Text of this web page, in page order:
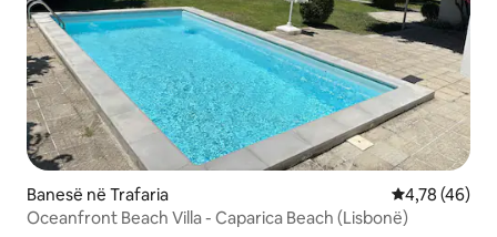
Banesë në Trafaria Vlerësimi
4,78 (46)
Oceanfront Beach Villa - Caparica Beach (Lisbonë)